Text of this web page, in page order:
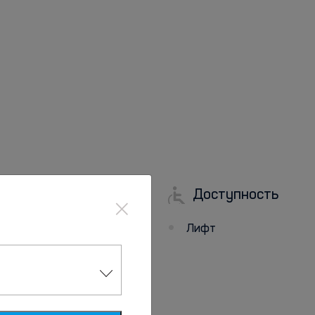
рядом с отелем
Доступность
Лифт
×